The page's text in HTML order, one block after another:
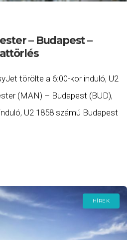
– Budapest –
törölte a 6:00-kor induló, U2
(MAN) – Budapest (BUD),
U2 1858 számú Budapest
HÍREK